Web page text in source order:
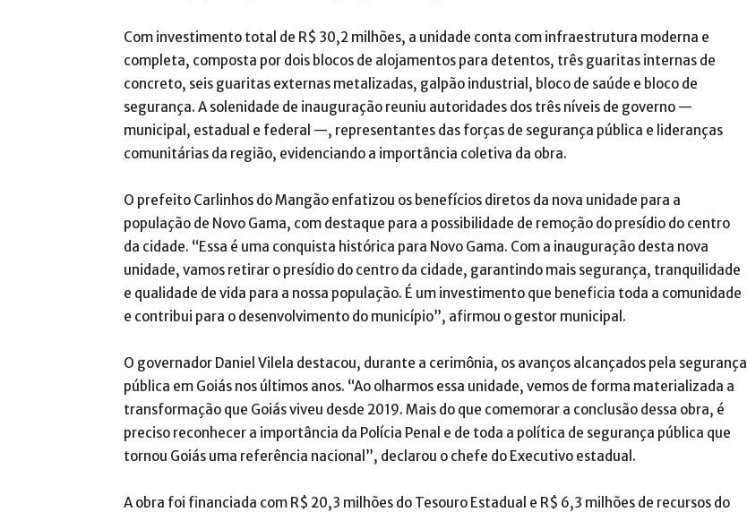
Com investimento total de R$ 30,2 milhões, a unidade conta com infraestrutura moderna e
completa, composta por dois blocos de alojamentos para detentos, três guaritas internas de
concreto, seis guaritas externas metalizadas, galpão industrial, bloco de saúde e bloco de
segurança. A solenidade de inauguração reuniu autoridades dos três níveis de governo —
municipal, estadual e federal —, representantes das forças de segurança pública e lideranças
comunitárias da região, evidenciando a importância coletiva da obra.
O prefeito Carlinhos do Mangão enfatizou os benefícios diretos da nova unidade para a
população de Novo Gama, com destaque para a possibilidade de remoção do presídio do centro
da cidade. “Essa é uma conquista histórica para Novo Gama. Com a inauguração desta nova
unidade, vamos retirar o presídio do centro da cidade, garantindo mais segurança, tranquilidade
e qualidade de vida para a nossa população. É um investimento que beneficia toda a comunidade
e contribui para o desenvolvimento do município”, afirmou o gestor municipal.
O governador Daniel Vilela destacou, durante a cerimônia, os avanços alcançados pela segurança
pública em Goiás nos últimos anos. “Ao olharmos essa unidade, vemos de forma materializada a
transformação que Goiás viveu desde 2019. Mais do que comemorar a conclusão dessa obra, é
preciso reconhecer a importância da Polícia Penal e de toda a política de segurança pública que
tornou Goiás uma referência nacional”, declarou o chefe do Executivo estadual.
A obra foi financiada com R$ 20,3 milhões do Tesouro Estadual e R$ 6,3 milhões de recursos do